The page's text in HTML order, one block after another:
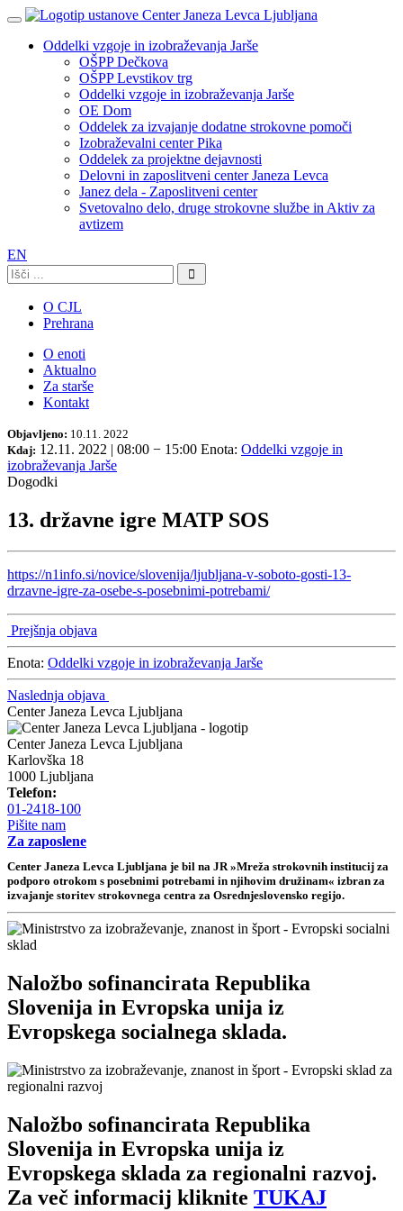
Oddelki vzgoje in izobraževanja Jarše
OŠPP Dečkova
OŠPP Levstikov trg
Oddelki vzgoje in izobraževanja Jarše
OE Dom
Oddelek za izvajanje dodatne strokovne pomoči
Izobraževalni center Pika
Oddelek za projektne dejavnosti
Delovni in zaposlitveni center Janeza Levca
Janez dela - Zaposlitveni center
Svetovalno delo, druge strokovne službe in Aktiv za
avtizem
EN
Išči:
O CJL
Prehrana
O enoti
Aktualno
Za starše
Kontakt
Objavljeno: 10.11. 2022
Kdaj: 12.11. 2022 | 08:00 − 15:00 Enota: Oddelki vzgoje in
izobraževanja Jarše
Dogodki
13. državne igre MATP SOS
https://n1info.si/novice/slovenija/ljubljana-v-soboto-gosti-13-
drzavne-igre-za-osebe-s-posebnimi-potrebami/
Prejšnja objava
Enota: Oddelki vzgoje in izobraževanja Jarše
Naslednja objava
Center Janeza Levca Ljubljana
Center Janeza Levca Ljubljana
Karlovška 18
1000 Ljubljana
Telefon:
01-2418-100
Pišite nam
Za zaposlene
Center Janeza Levca Ljubljana je bil na JR »Mreža strokovnih institucij za
podporo otrokom s posebnimi potrebami in njihovim družinam« izbran za
izvajanje storitev strokovnega centra za Osrednjeslovensko regijo.
Naložbo sofinancirata Republika
Slovenija in Evropska unija iz
Evropskega socialnega sklada.
Naložbo sofinancirata Republika
Slovenija in Evropska unija iz
Evropskega sklada za regionalni razvoj.
Za več informacij kliknite TUKAJ